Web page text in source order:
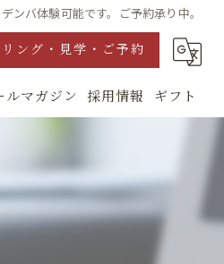
バ体験可能です。ご予約承り中。
ング・見学・ご予約
ルマガジン 採用情報 ギフト